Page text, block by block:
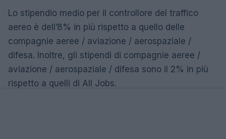
Lo stipendio medio per il controllore del traffico
aereo è dell’8% in più rispetto a quello delle
compagnie aeree / aviazione / aerospaziale /
difesa. Inoltre, gli stipendi di compagnie aeree /
aviazione / aerospaziale / difesa sono il 2% in più
rispetto a quelli di All Jobs.